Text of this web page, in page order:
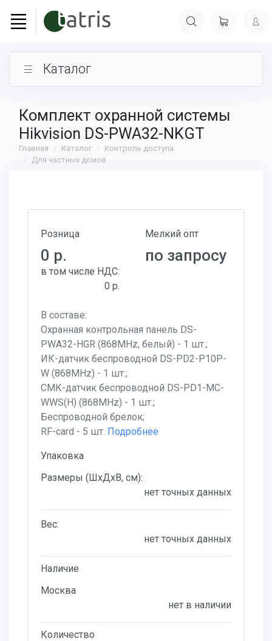
Каталог
Комплект охранной системы
Hikvision DS-PWA32-NKGT
Главная Каталог
Контроль доступа
Для частных домов
Розница
0 р.
в том числе НДС:
0 р.
Мелкий опт
по запросу
В составе:
Охранная контрольная панель DS-
PWA32-HGR (868MHz, белый) - 1 шт.;
ИК-датчик беспроводной DS-PD2-P10P-
W (868MHz) - 1 шт.;
СМК-датчик беспроводной DS-PD1-MC-
WWS(H) (868MHz) - 1 шт.;
Беспроводной брелок;
RF-card - 5 шт. Подробнее
Упаковка
Размеры (ШхДхВ, см):
нет точных данных
Вес:
нет точных данных
Наличие
Москва
нет в наличии
Количество